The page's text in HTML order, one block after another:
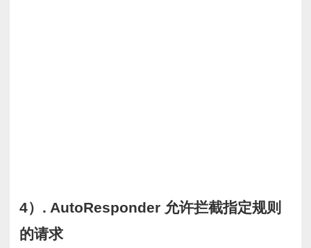
4）. AutoResponder 允许拦截指定规则
的请求